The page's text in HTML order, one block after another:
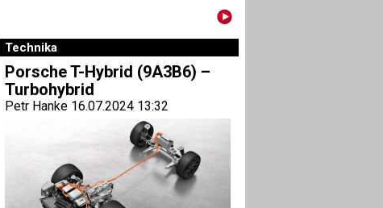
Technika
Porsche T-Hybrid (9A3B6) –
Turbohybrid
Petr Hanke 16.07.2024 13:32